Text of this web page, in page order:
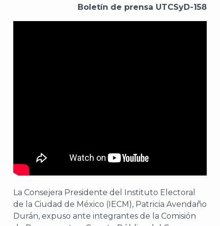
Boletín de prensa UTCSyD-158
La Consejera Presidente del Instituto Electoral
de la Ciudad de México (IECM), Patricia Avendaño
Durán, expuso ante integrantes de la Comisión